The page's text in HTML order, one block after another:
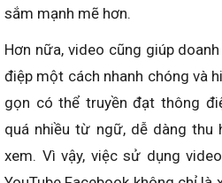
sắm mạnh mẽ hơn.
Hơn nữa, video cũng giúp
điệp một cách nhanh chóng và
gọn có thể truyền đạt thông
quá nhiều từ ngữ, dễ dàng thu
xem. Vì vậy, việc sử dụng